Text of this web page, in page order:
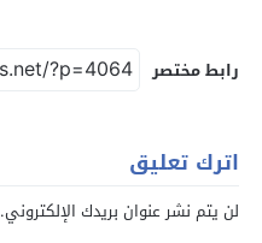
رابط مختصر
اترك تعليق
لن يتم نشر عنوان بريدك الإلكتروني.